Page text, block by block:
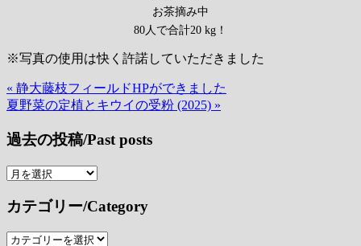
お茶摘み中
80人で合計20 kg！
※写真の使用は快く許諾していただきました
投
ナ
ビ
ゲ
« 静大藤枝フィールドHPができました
夏野菜の定植とキウイの受粉 (2025) »
過去の投稿/Past posts
過
の
稿/Past
カテゴリー/Category
カ